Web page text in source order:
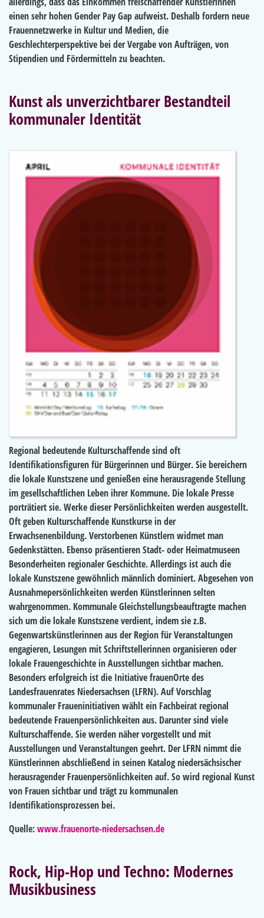
einen sehr hohen Gender Pay Gap aufweist. Deshalb fordern neue
Frauennetzwerke in Kultur und Medien, die
Geschlechterperspektive bei der Vergabe von Aufträgen, von
Stipendien und Fördermitteln zu beachten.
Kunst als unverzichtbarer Bestandteil
kommunaler Identität
Regional bedeutende Kulturschaffende sind oft
Identifikationsfiguren für Bürgerinnen und Bürger. Sie bereichern
die lokale Kunstszene und genießen eine herausragende Stellung
im gesellschaftlichen Leben ihrer Kommune. Die lokale Presse
porträtiert sie. Werke dieser Persönlichkeiten werden ausgestellt.
Oft geben Kulturschaffende Kunstkurse in der
Erwachsenenbildung. Verstorbenen Künstlern widmet man
Gedenkstätten. Ebenso präsentieren Stadt- oder Heimatmuseen
Besonderheiten regionaler Geschichte. Allerdings ist auch die
lokale Kunstszene gewöhnlich männlich dominiert. Abgesehen von
Ausnahmepersönlichkeiten werden Künstlerinnen selten
wahrgenommen. Kommunale Gleichstellungsbeauftragte machen
sich um die lokale Kunstszene verdient, indem sie z.B.
Gegenwartskünstlerinnen aus der Region für Veranstaltungen
engagieren, Lesungen mit Schriftstellerinnen organisieren oder
lokale Frauengeschichte in Ausstellungen sichtbar machen.
Besonders erfolgreich ist die Initiative frauenOrte des
Landesfrauenrates Niedersachsen (LFRN). Auf Vorschlag
kommunaler Fraueninitiativen wählt ein Fachbeirat regional
bedeutende Frauenpersönlichkeiten aus. Darunter sind viele
Kulturschaffende. Sie werden näher vorgestellt und mit
Ausstellungen und Veranstaltungen geehrt. Der LFRN nimmt die
Künstlerinnen abschließend in seinen Katalog niedersächsischer
herausragender Frauenpersönlichkeiten auf. So wird regional Kunst
von Frauen sichtbar und trägt zu kommunalen
Identifikationsprozessen bei.
Quelle:www.frauenorte-niedersachsen.de
Rock, Hip-Hop und Techno: Modernes
Musikbusiness